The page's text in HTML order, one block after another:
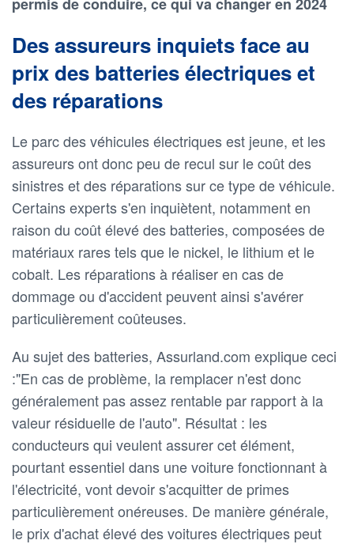
Des assureurs inquiets face au
prix des batteries électriques et
des réparations
Le parc des véhicules électriques est jeune, et les
assureurs ont donc peu de recul sur le coût des
sinistres et des réparations sur ce type de véhicule.
Certains experts s'en inquiètent, notamment en
raison du coût élevé des batteries, composées de
matériaux rares tels que le nickel, le lithium et le
cobalt. Les réparations à réaliser en cas de
dommage ou d'accident peuvent ainsi s'avérer
particulièrement coûteuses.
Au sujet des batteries, Assurland.com explique ceci
:"En cas de problème, la remplacer n'est donc
généralement pas assez rentable par rapport à la
valeur résiduelle de l'auto". Résultat : les
conducteurs qui veulent assurer cet élément,
pourtant essentiel dans une voiture fonctionnant à
l'électricité, vont devoir s'acquitter de primes
particulièrement onéreuses. De manière générale,
le prix d'achat élevé des voitures électriques peut